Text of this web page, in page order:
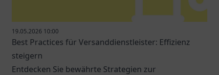
19.05.2026 10:00
Best Practices für Versanddienstleister: Effizienz
steigern
Entdecken Sie bewährte Strategien zur